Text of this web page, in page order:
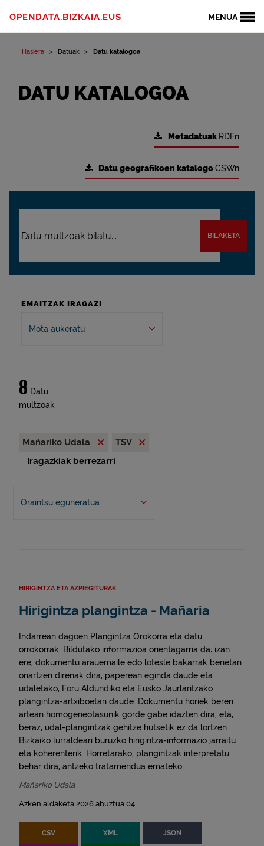
MENUA
OPENDATA.BIZKAIA.EUS
Hasiera Datuak Datu katalogoa
DATU KATALOGOA
Metadatuak RDFn
Datu geografikoen katalogoCSWn
BILAKETA
EMAITZAK IRAGAZI
Mota aukeratu
8 Datu
multzoak
Mañariko Udala
TSV
Iragazkiak berrezarri
Oraintsu eguneratua
HIRIGINTZA ETA AZPIEGITURAK
Hirigintza plangintza - Mañaria
Indarrean dagoen Plangintza Orokorra eta datu
orrokorrak. Bildutako informazioa orientagarria da; izan
ere, dokumentu arauemaile edo lotesle bakarrak benetan
onartzen direnak dira, paperean eginda daude eta
udaletako, Foru Aldundiko eta Eusko Jaurlaritzako
plangintza-artxiboetan daude. Dokumentu horiek beren
artean homogeneotasunik gorde gabe idazten dira, eta,
beraz, udal-plangintzak gehitze hutsetik ez da lortzen
Bizkaiko lurraldeari buruzko hirigintza-informazio jarraitu
eta koherenterik. Horretarako, plangintzak interpretatu
behar dira, antzeko tratamendua emateko.
Mañariko Udala
Azken aldaketa 2026 abuztua 04
CSV XML JSON